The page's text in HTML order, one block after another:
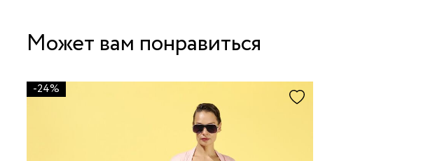
Может вам понравиться
-24%